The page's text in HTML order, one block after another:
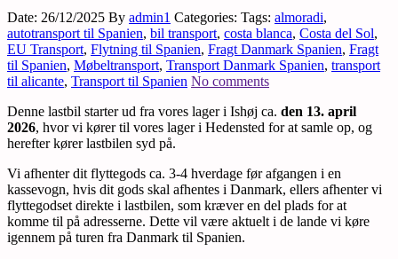
Date: 26/12/2025 By admin1 Categories: Tags: almoradi,
autotransport til Spanien, bil transport, costa blanca, Costa del Sol,
EU Transport, Flytning til Spanien, Fragt Danmark Spanien, Fragt
til Spanien, Møbeltransport, Transport Danmark Spanien, transport
til alicante, Transport til Spanien No comments
Denne lastbil starter ud fra vores lager i Ishøj ca. den 13. april
2026, hvor vi kører til vores lager i Hedensted for at samle op, og
herefter kører lastbilen syd på.
Vi afhenter dit flyttegods ca. 3-4 hverdage før afgangen i en
kassevogn, hvis dit gods skal afhentes i Danmark, ellers afhenter vi
flyttegodset direkte i lastbilen, som kræver en del plads for at
komme til på adresserne. Dette vil være aktuelt i de lande vi køre
igennem på turen fra Danmark til Spanien.